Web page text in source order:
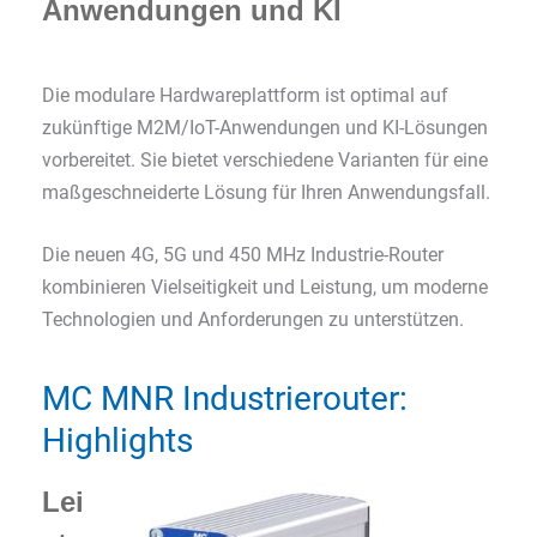
Anwendungen und KI
Die modulare Hardwareplattform ist optimal auf
zukünftige M2M/IoT-Anwendungen und KI-Lösungen
vorbereitet. Sie bietet verschiedene Varianten für eine
maßgeschneiderte Lösung für Ihren Anwendungsfall.
Die neuen 4G, 5G und 450 MHz Industrie-Router
kombinieren Vielseitigkeit und Leistung, um moderne
Technologien und Anforderungen zu unterstützen.
MC MNR Industrierouter:
Highlights
Lei